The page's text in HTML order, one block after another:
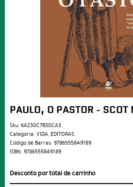
PAULO, O PASTOR -
Sku: 6A230C7B30CA3
Categoria: VIDA, EDITORAS
Código de Barras: 9786555849189
ISBN: 9786555849189
Desconto por total de carrinho